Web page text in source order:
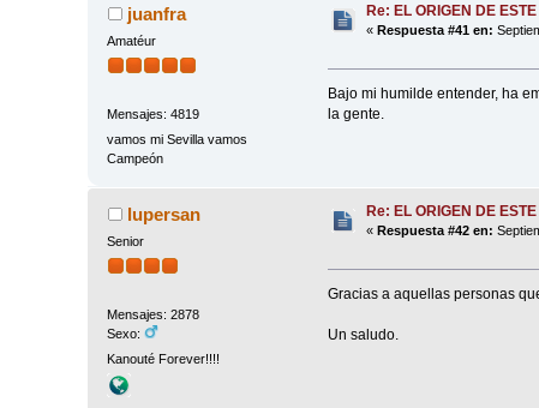
juanfra
Amatéur
Mensajes: 4819
vamos mi Sevilla vamos
Campeón
Re: EL ORIGEN DE
«Respuesta #41 en:
Bajo mi humilde entender, ha
la gente.
lupersan
Senior
Mensajes: 2878
Sexo:
Kanouté Forever!!!!
Re: EL ORIGEN DE
«Respuesta #42 en:
Gracias a aquellas personas
Un saludo.